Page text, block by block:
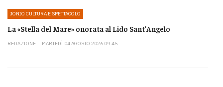
JONIO CULTURA E SPETTACOLO
La «Stella del Mare» onorata al Lido Sant'Angelo
REDAZIONE MARTEDÌ 04 AGOSTO 2026 09:45